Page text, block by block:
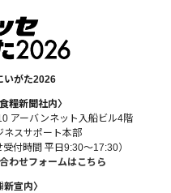
いがた2026
糧新聞社内〉
アーバンネット入船ビル4階
スサポート本部
付時間 平日9:30～17:30）
わせフォームはこちら
宣内〉